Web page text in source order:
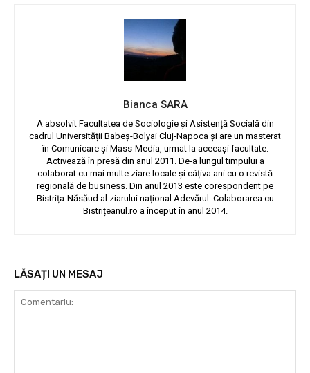
Bianca SARA
A absolvit Facultatea de Sociologie și Asistență Socială din
cadrul Universității Babeș-Bolyai Cluj-Napoca și are un masterat
în Comunicare și Mass-Media, urmat la aceeași facultate.
Activează în presă din anul 2011. De-a lungul timpului a
colaborat cu mai multe ziare locale și câțiva ani cu o revistă
regională de business. Din anul 2013 este corespondent pe
Bistrița-Năsăud al ziarului național Adevărul. Colaborarea cu
Bistrițeanul.ro a început în anul 2014.
LĂSAȚI UN MESAJ